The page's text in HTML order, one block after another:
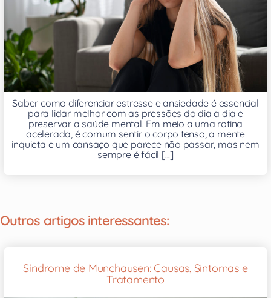
Saber como diferenciar estresse e ansiedade é essencial
para lidar melhor com as pressões do dia a dia e
preservar a saúde mental. Em meio a uma rotina
acelerada, é comum sentir o corpo tenso, a mente
inquieta e um cansaço que parece não passar, mas nem
sempre é fácil [...]
Outros artigos interessantes:
Síndrome de Munchausen: Causas, Sintomas e
Tratamento